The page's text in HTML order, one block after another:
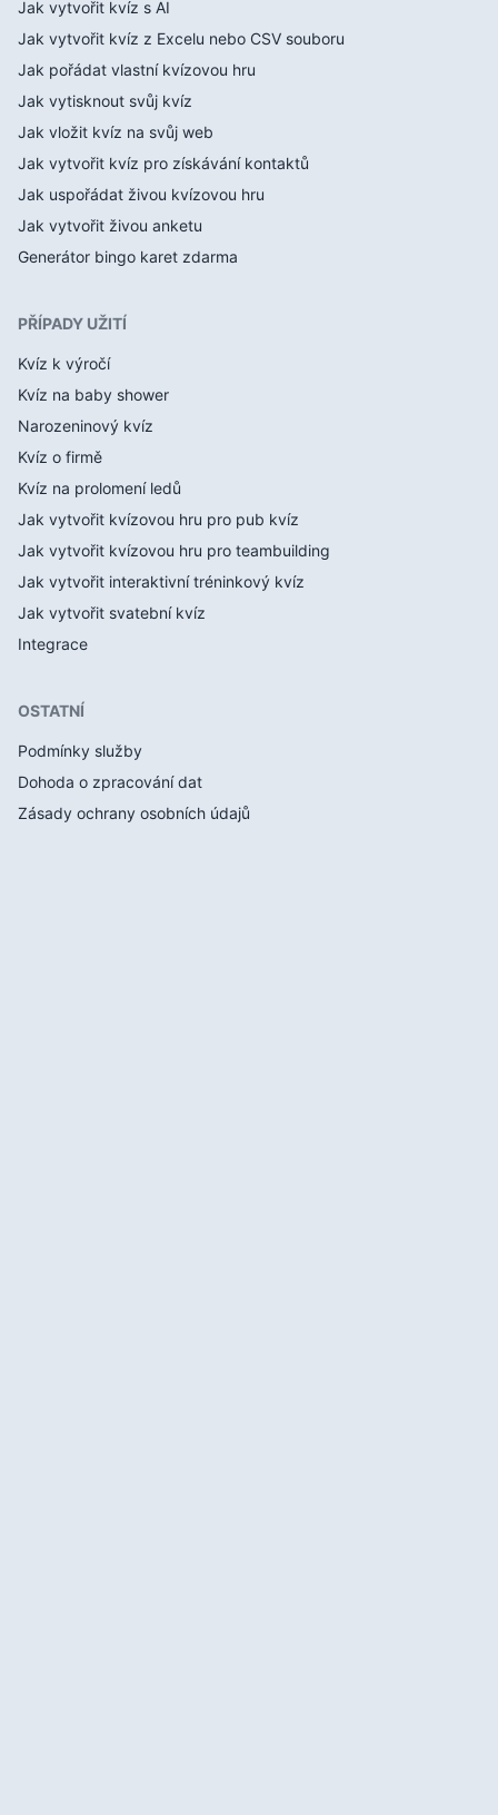
Jak vytvořit kvíz s AI
Jak vytvořit kvíz z Excelu nebo CSV souboru
Jak pořádat vlastní kvízovou hru
Jak vytisknout svůj kvíz
Jak vložit kvíz na svůj web
Jak vytvořit kvíz pro získávání kontaktů
Jak uspořádat živou kvízovou hru
Jak vytvořit živou anketu
Generátor bingo karet zdarma
PŘÍPADY UŽITÍ
Kvíz k výročí
Kvíz na baby shower
Narozeninový kvíz
Kvíz o firmě
Kvíz na prolomení ledů
Jak vytvořit kvízovou hru pro pub kvíz
Jak vytvořit kvízovou hru pro teambuilding
Jak vytvořit interaktivní tréninkový kvíz
Jak vytvořit svatební kvíz
Integrace
OSTATNÍ
Podmínky služby
Dohoda o zpracování dat
Zásady ochrany osobních údajů